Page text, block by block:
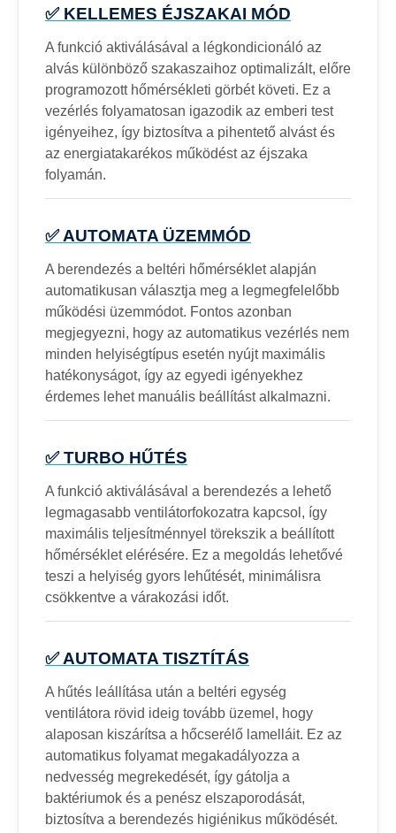
✅ KELLEMES ÉJSZAKAI MÓD
A funkció aktiválásával a légkondicionáló az
alvás különböző szakaszaihoz optimalizált, előre
programozott hőmérsékleti görbét követi. Ez a
vezérlés folyamatosan igazodik az emberi test
igényeihez, így biztosítva a pihentető alvást és
az energiatakarékos működést az éjszaka
folyamán.
✅ AUTOMATA ÜZEMMÓD
A berendezés a beltéri hőmérséklet alapján
automatikusan választja meg a legmegfelelőbb
működési üzemmódot. Fontos azonban
megjegyezni, hogy az automatikus vezérlés nem
minden helyiségtípus esetén nyújt maximális
hatékonyságot, így az egyedi igényekhez
érdemes lehet manuális beállítást alkalmazni.
✅ TURBO HŰTÉS
A funkció aktiválásával a berendezés a lehető
legmagasabb ventilátorfokozatra kapcsol, így
maximális teljesítménnyel törekszik a beállított
hőmérséklet elérésére. Ez a megoldás lehetővé
teszi a helyiség gyors lehűtését, minimálisra
csökkentve a várakozási időt.
✅ AUTOMATA TISZTÍTÁS
A hűtés leállítása után a beltéri egység
ventilátora rövid ideig tovább üzemel, hogy
alaposan kiszárítsa a hőcserélő lamelláit. Ez az
automatikus folyamat megakadályozza a
nedvesség megrekedését, így gátolja a
baktériumok és a penész elszaporodását,
biztosítva a berendezés higiénikus működését.